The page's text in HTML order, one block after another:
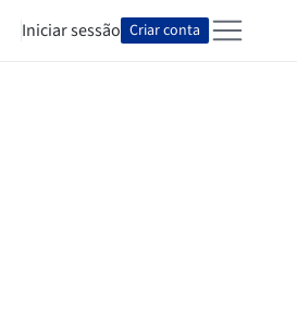
Iniciar sessão Criar conta